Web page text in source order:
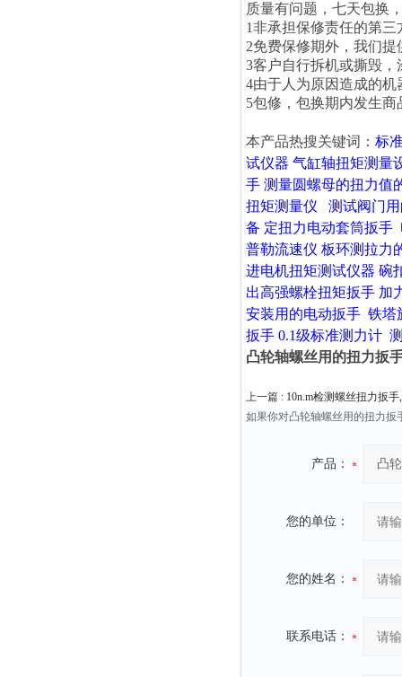
质量有问题，七天包换
1非承担保修责任的第
2免费保修期外，我们
3客户自行拆机或撕毁
4由于人为原因造成的
5包修，包换期内发生
本产品热搜关键词： 标
试仪器 气缸轴扭矩测量
手 测量圆螺母的扭力值
扭矩测量仪
测试阀门
备 定扭力电动套筒扳手
普勒流速仪 板环测拉力
进电机扭矩测试仪器 碗
出高强螺栓扭矩扳手 加
安装用的电动扳手 铁塔
扳手 0.1级标准测力计
凸轮轴螺丝用的扭力扳
上一篇 : 10n.m检测螺丝扭力扳
如果你对凸轮轴螺丝用的扭力扳
产品：
您的单位：
您的姓名：
联系电话：